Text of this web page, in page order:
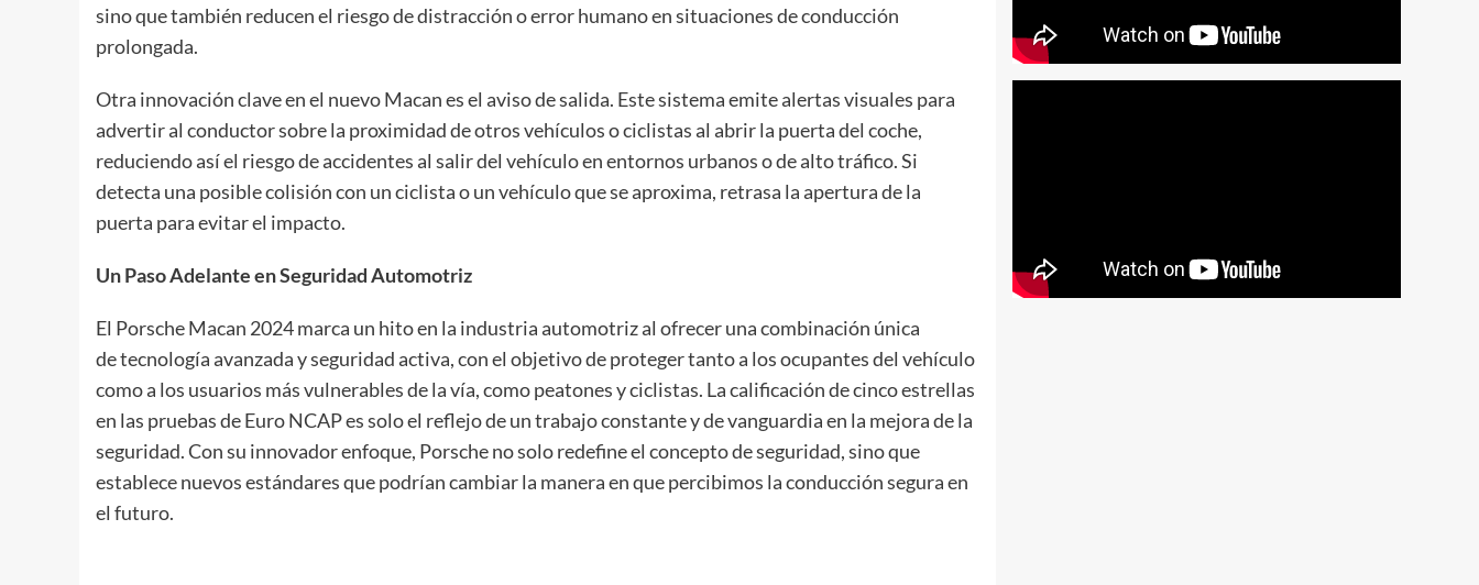
sino que también reducen el riesgo de distracción o error humano en situaciones de conducción
prolongada.
Otra innovación clave en el nuevo Macan es el aviso de salida. Este sistema emite alertas visuales para
advertir al conductor sobre la proximidad de otros vehículos o ciclistas al abrir la puerta del coche,
reduciendo así el riesgo de accidentes al salir del vehículo en entornos urbanos o de alto tráfico. Si
detecta una posible colisión con un ciclista o un vehículo que se aproxima, retrasa la apertura de la
puerta para evitar el impacto.
Un Paso Adelante en Seguridad Automotriz
El Porsche Macan 2024 marca un hito en la industria automotriz al ofrecer una combinación única
de tecnología avanzada y seguridad activa, con el objetivo de proteger tanto a los ocupantes del vehículo
como a los usuarios más vulnerables de la vía, como peatones y ciclistas. La calificación de cinco estrellas
en las pruebas de Euro NCAP es solo el reflejo de un trabajo constante y de vanguardia en la mejora de la
seguridad. Con su innovador enfoque, Porsche no solo redefine el concepto de seguridad, sino que
establece nuevos estándares que podrían cambiar la manera en que percibimos la conducción segura en
el futuro.